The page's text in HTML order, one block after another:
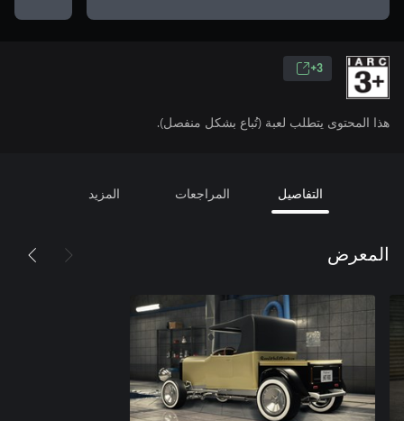
3+
هذا المحتوى يتطلب لعبة (تُباع بشكل منفصل).
التفاصيل المراجعات المزيد
المعرض